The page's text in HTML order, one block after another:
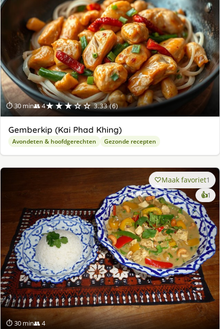
⏱ 30 min👥 4★★★☆☆ 3.33 (6)
Gemberkip (Kai Phad Khing)
Avondeten & hoofdgerechten Gezonde recepten
⏱ 30 min👥 4
Maak favoriet1
👍1